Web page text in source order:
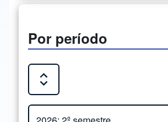
Por período
Expand or Collapse all sections